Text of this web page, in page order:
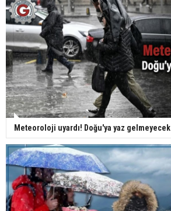
Meteoroloji uyardı! Doğu'ya yaz gelmeyecek